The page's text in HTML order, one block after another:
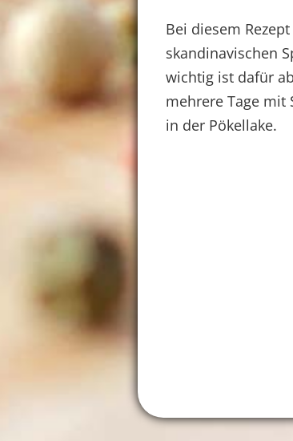
Bei diesem
skandinavischen
wichtig ist dafür
mehrere Tage mit
in der Pökellake.